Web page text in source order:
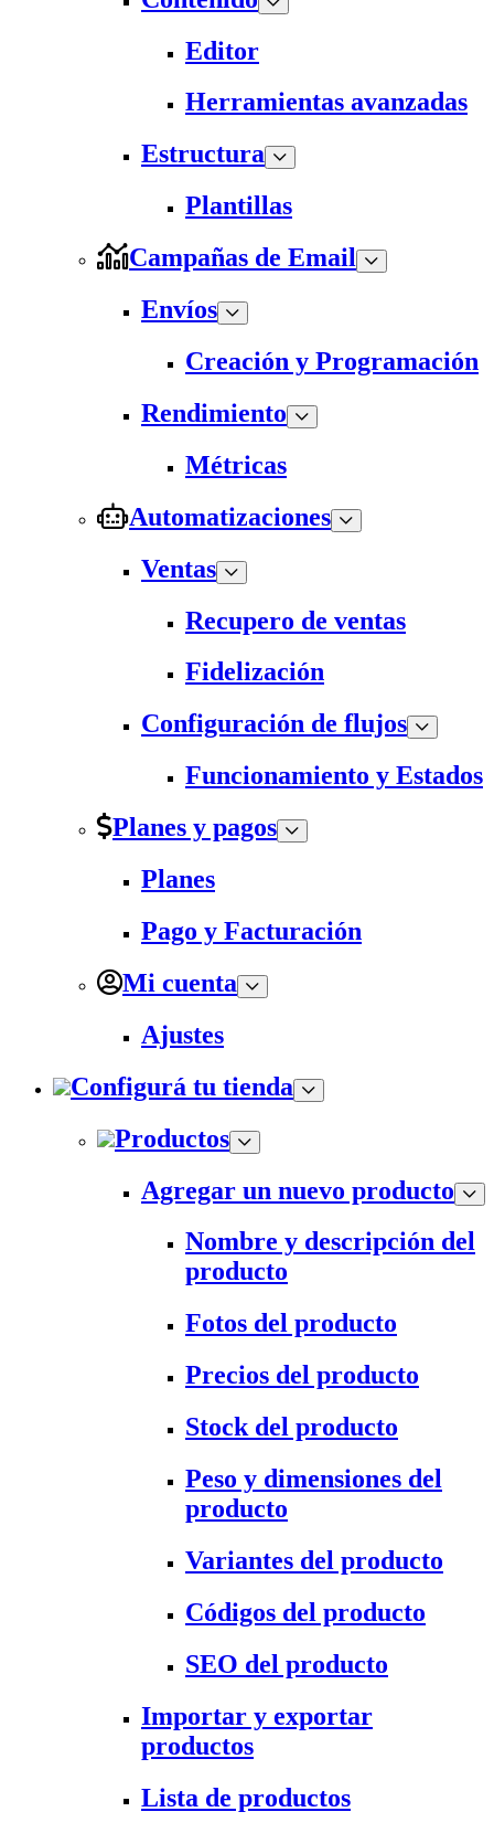
Editor
Herramientas avanzadas
Estructura
Plantillas
Campañas de Email
Envíos
Creación y Programación
Rendimiento
Métricas
Automatizaciones
Ventas
Recupero de ventas
Fidelización
Configuración de flujos
Funcionamiento y Estados
Planes y pagos
Planes
Pago y Facturación
Mi cuenta
Ajustes
Configurá tu tienda
Productos
Agregar un nuevo producto
Nombre y descripción del
producto
Fotos del producto
Precios del producto
Stock del producto
Peso y dimensiones del
producto
Variantes del producto
Códigos del producto
SEO del producto
Importar y exportar
productos
Lista de productos